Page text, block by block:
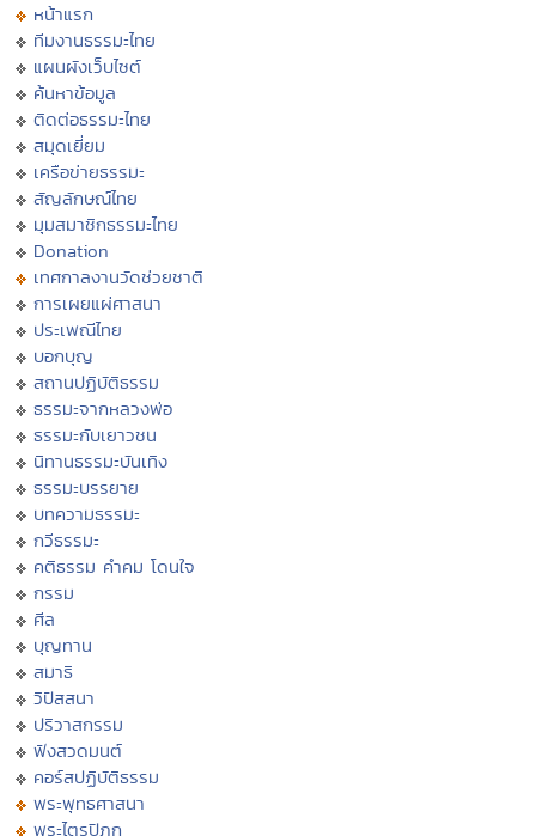
หน้าแรก
ทีมงานธรรมะไทย
แผนผังเว็บไซต์
ค้นหาข้อมูล
ติดต่อธรรมะไทย
สมุดเยี่ยม
เครือข่ายธรรมะ
สัญลักษณ์ไทย
มุมสมาชิกธรรมะไทย
Donation
เทศกาลงานวัดช่วยชาติ
การเผยแผ่ศาสนา
ประเพณีไทย
บอกบุญ
สถานปฏิบัติธรรม
ธรรมะจากหลวงพ่อ
ธรรมะกับเยาวชน
นิทานธรรมะบันเทิง
ธรรมะบรรยาย
บทความธรรมะ
กวีธรรมะ
คติธรรม คำคม โดนใจ
กรรม
ศีล
บุญทาน
สมาธิ
วิปัสสนา
ปริวาสกรรม
ฟังสวดมนต์
คอร์สปฏิบัติธรรม
พระพุทธศาสนา
พระไตรปิฏก